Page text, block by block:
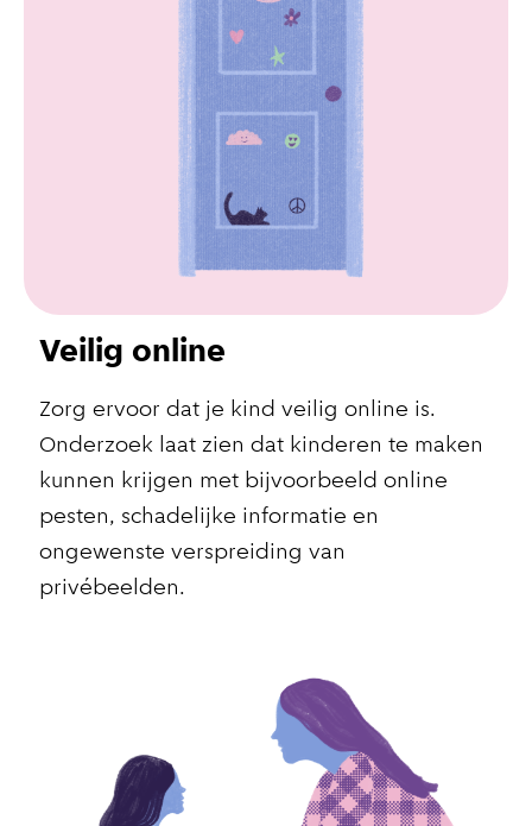
Veilig online
Zorg ervoor dat je kind veilig online is.
Onderzoek laat zien dat kinderen te maken
kunnen krijgen met bijvoorbeeld online
pesten, schadelijke informatie en
ongewenste verspreiding van
privébeelden.